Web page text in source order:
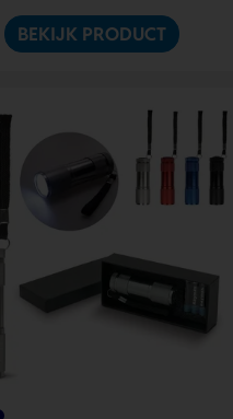
BEKIJK PRODUCT